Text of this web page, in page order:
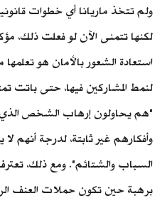
ولم تتخذ ماريانا أي خطوات
لكنها تتمنى الآن لو فعلت ذلك،
استعادة الشعور بالأمان هو
لنمط المشاركين فيها، حتى باتت
"هم يحاولون إرهاب الشخص الذي
وأفكارهم غير ثابتة، لدرجة أنهم
السباب والشتائم". ومع ذلك، تعترف
برهبة حين تكون حملات العنف